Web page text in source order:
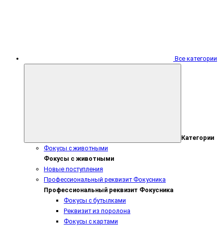
Все категории
Категории
Фокусы с животными
Фокусы с животными
Новые поступления
Профессиональный реквизит Фокусника
Профессиональный реквизит Фокусника
Фокусы с бутылками
Реквизит из поролона
Фокусы с картами